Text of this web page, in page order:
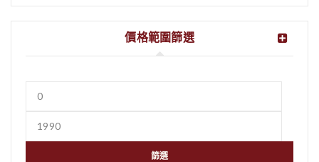
價格範圍篩選
篩選